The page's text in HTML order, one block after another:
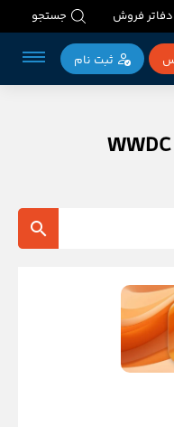
دفاتر فروش جستجو
ثبت‌ نام